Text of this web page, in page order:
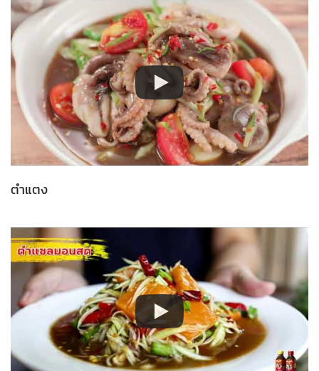
ตำแตง